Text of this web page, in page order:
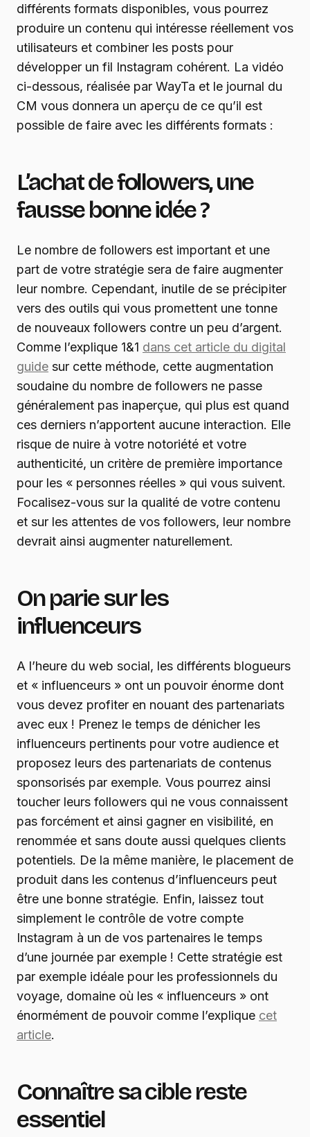
différents formats disponibles, vous pourrez
produire un contenu qui intéresse réellement vos
utilisateurs et combiner les posts pour
développer un fil Instagram cohérent. La vidéo
ci-dessous, réalisée par WayTa et le journal du
CM vous donnera un aperçu de ce qu’il est
possible de faire avec les différents formats :
L’achat de followers, une
fausse bonne idée ?
Le nombre de followers est important et une
part de votre stratégie sera de faire augmenter
leur nombre. Cependant, inutile de se précipiter
vers des outils qui vous promettent une tonne
de nouveaux followers contre un peu d’argent.
Comme l’explique 1&1 dans cet article du digital
guide sur cette méthode, cette augmentation
soudaine du nombre de followers ne passe
généralement pas inaperçue, qui plus est quand
ces derniers n’apportent aucune interaction. Elle
risque de nuire à votre notoriété et votre
authenticité, un critère de première importance
pour les « personnes réelles » qui vous suivent.
Focalisez-vous sur la qualité de votre contenu
et sur les attentes de vos followers, leur nombre
devrait ainsi augmenter naturellement.
On parie sur les
influenceurs
A l’heure du web social, les différents blogueurs
et « influenceurs » ont un pouvoir énorme dont
vous devez profiter en nouant des partenariats
avec eux ! Prenez le temps de dénicher les
influenceurs pertinents pour votre audience et
proposez leurs des partenariats de contenus
sponsorisés par exemple. Vous pourrez ainsi
toucher leurs followers qui ne vous connaissent
pas forcément et ainsi gagner en visibilité, en
renommée et sans doute aussi quelques clients
potentiels. De la même manière, le placement de
produit dans les contenus d’influenceurs peut
être une bonne stratégie. Enfin, laissez tout
simplement le contrôle de votre compte
Instagram à un de vos partenaires le temps
d’une journée par exemple ! Cette stratégie est
par exemple idéale pour les professionnels du
voyage, domaine où les « influenceurs » ont
énormément de pouvoir comme l’explique cet
article.
Connaître sa cible reste
essentiel